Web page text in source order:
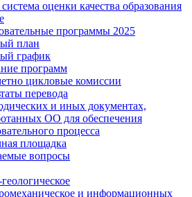
оценки качества образования
программы 2025
план
график
программ
цикловые комиссии
перевода
и иных документах,
ОО для обеспечения
процесса
площадка
вопросы
и информационных